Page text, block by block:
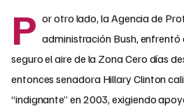
P or otro lado, la Agencia de
administración Bush,
seguro el aire de la Zona Cero días
entonces senadora Hillary Clinton
“indignante” en 2003, exigiendo